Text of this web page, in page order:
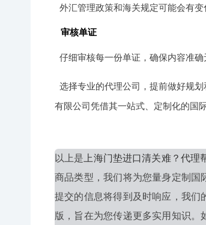
外汇管理政策和海关规定可能会有
审核单证
仔细审核每一份单证，确保内容准
选择专业的代理公司，提前做好规
有限公司凭借其一站式、定制化的国
以上是 上海门垫进口清关难？代理
商品类型，我们将为您量身定制国
提交的信息将得到及时响应，我们
版，旨在为您传递更多实用知识